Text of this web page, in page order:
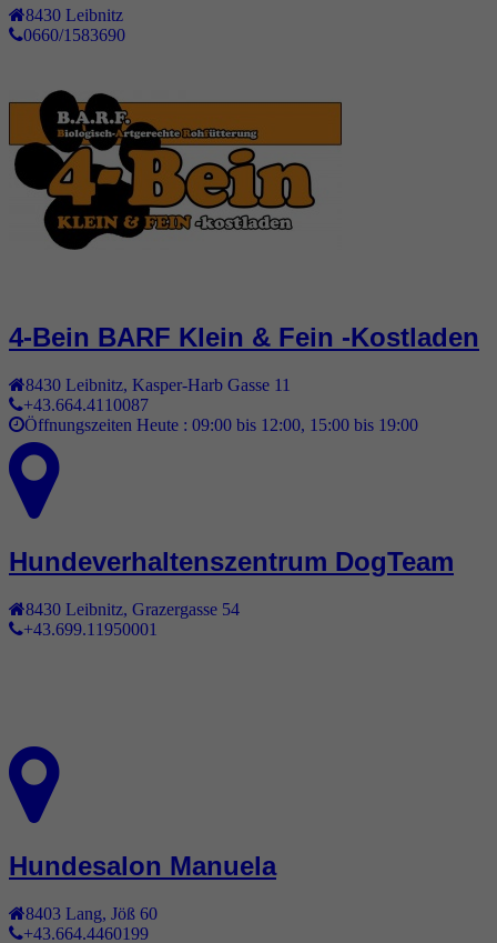
8430 Leibnitz
0660/1583690
4-Bein BARF Klein & Fein -Kostladen
8430 Leibnitz Kasper-Harb Gasse 11
+43.664.4110087
Öffnungszeiten Heute : 09:00 bis 12:00, 15:00 bis 19:00
Hundeverhaltenszentrum DogTeam
8430 Leibnitz Grazergasse 54
+43.699.11950001
Hundesalon Manuela
8403 Lang
Jöß 60
+43.664.4460199